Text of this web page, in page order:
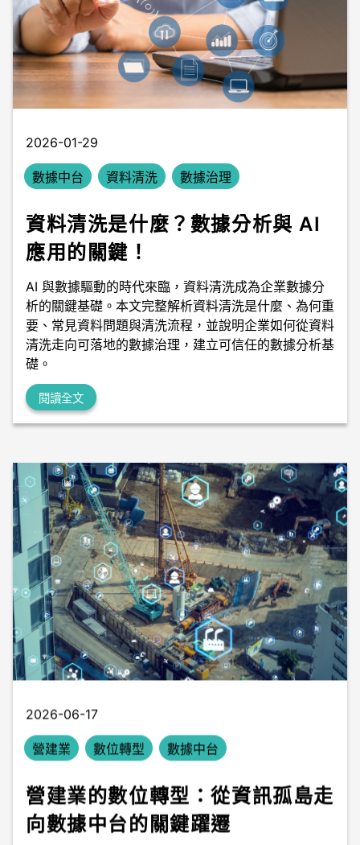
2026-01-29
數據中台 資料清洗 數據治理
資料清洗是什麼？數據分析與 AI
應用的關鍵！
AI 與數據驅動的時代來臨，資料清洗成為企業數據分
析的關鍵基礎。本文完整解析資料清洗是什麼、為何重
要、常見資料問題與清洗流程，並說明企業如何從資料
清洗走向可落地的數據治理，建立可信任的數據分析基
礎。
閱讀全文
2026-06-17
營建業 數位轉型 數據中台
營建業的數位轉型：從資訊孤島走
向數據中台的關鍵躍遷